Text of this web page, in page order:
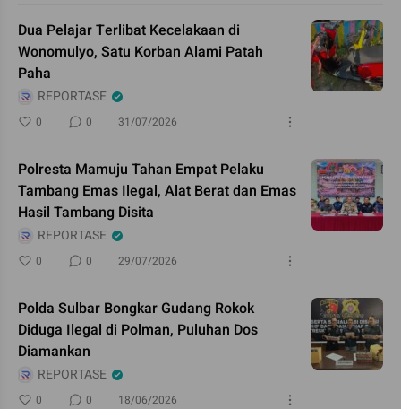
Dua Pelajar Terlibat Kecelakaan di
Wonomulyo, Satu Korban Alami Patah
Paha
REPORTASE
0 0 31/07/2026
Polresta Mamuju Tahan Empat Pelaku
Tambang Emas Ilegal, Alat Berat dan Emas
Hasil Tambang Disita
REPORTASE
0 0 29/07/2026
Polda Sulbar Bongkar Gudang Rokok
Diduga Ilegal di Polman, Puluhan Dos
Diamankan
REPORTASE
0 0 18/06/2026